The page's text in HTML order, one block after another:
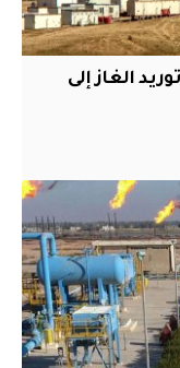
الغاز إلى